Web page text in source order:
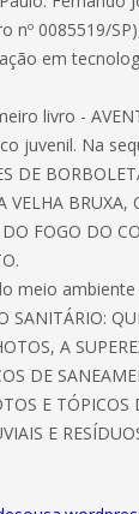
nº 0085519/
em
livro -
juvenil. Na
DE
VELHA
FOGO DO
meio
A
DE
E TÓPICOS
E